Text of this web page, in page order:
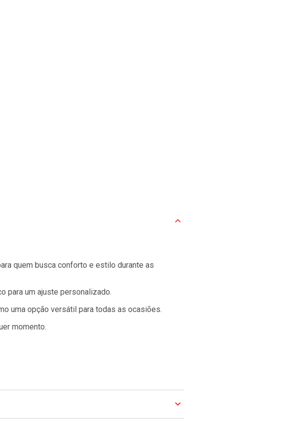
quem busca conforto e estilo durante as
para um ajuste personalizado.
uma opção versátil para todas as ocasiões.
momento.